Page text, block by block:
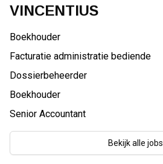
VINCENTIUS
Boekhouder
Facturatie administratie bediende
Dossierbeheerder
Boekhouder
Senior Accountant
Bekijk alle jobs